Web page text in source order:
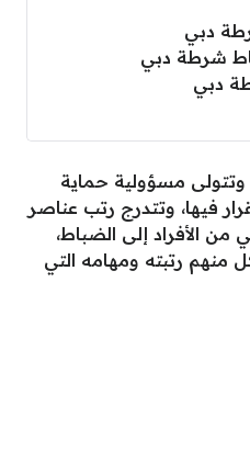
دبي
شرطة دبي
دبي
وتتولى مسؤولية حماية
فيها، وتتدرج رتب عناصر
الأفراد إلى الضباط،
رتبته ومهامه التي